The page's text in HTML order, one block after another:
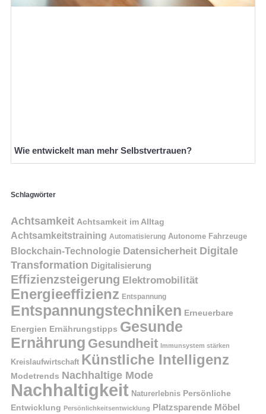
Wie entwickelt man mehr Selbstvertrauen?
Schlagwörter
Achtsamkeit Achtsamkeit im Alltag
Achtsamkeitstraining Automatisierung Autonome Fahrzeuge
Blockchain-Technologie Datensicherheit Digitale
Transformation Digitalisierung
Effizienzsteigerung Elektromobilität
Energieeffizienz Entspannung
Entspannungstechniken Erneuerbare
Energien Ernährungstipps Gesunde
Ernährung Gesundheit Immunsystem stärken
Kreislaufwirtschaft Künstliche Intelligenz
Modetrends Nachhaltige Mode
Nachhaltigkeit Naturerlebnis Persönliche
Entwicklung Persönlichkeitsentwicklung Platzsparende Möbel